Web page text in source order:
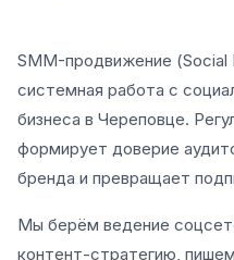
SMM-продвижение
системная работа с
бизнеса в Череповце.
формирует доверие
бренда и превращает
Мы берём ведение
контент-стратегию,